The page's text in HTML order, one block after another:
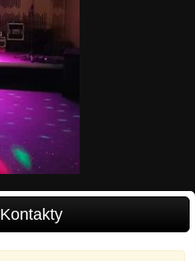
Kontakty